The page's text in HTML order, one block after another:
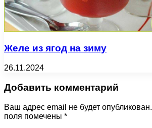
Желе из ягод на зиму
26.11.2024
Добавить комментарий
Ваш адрес email не будет опубликован.
поля помечены *